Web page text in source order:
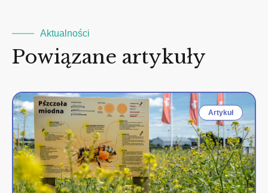
Aktualności
Powiązane artykuły
Artykuł